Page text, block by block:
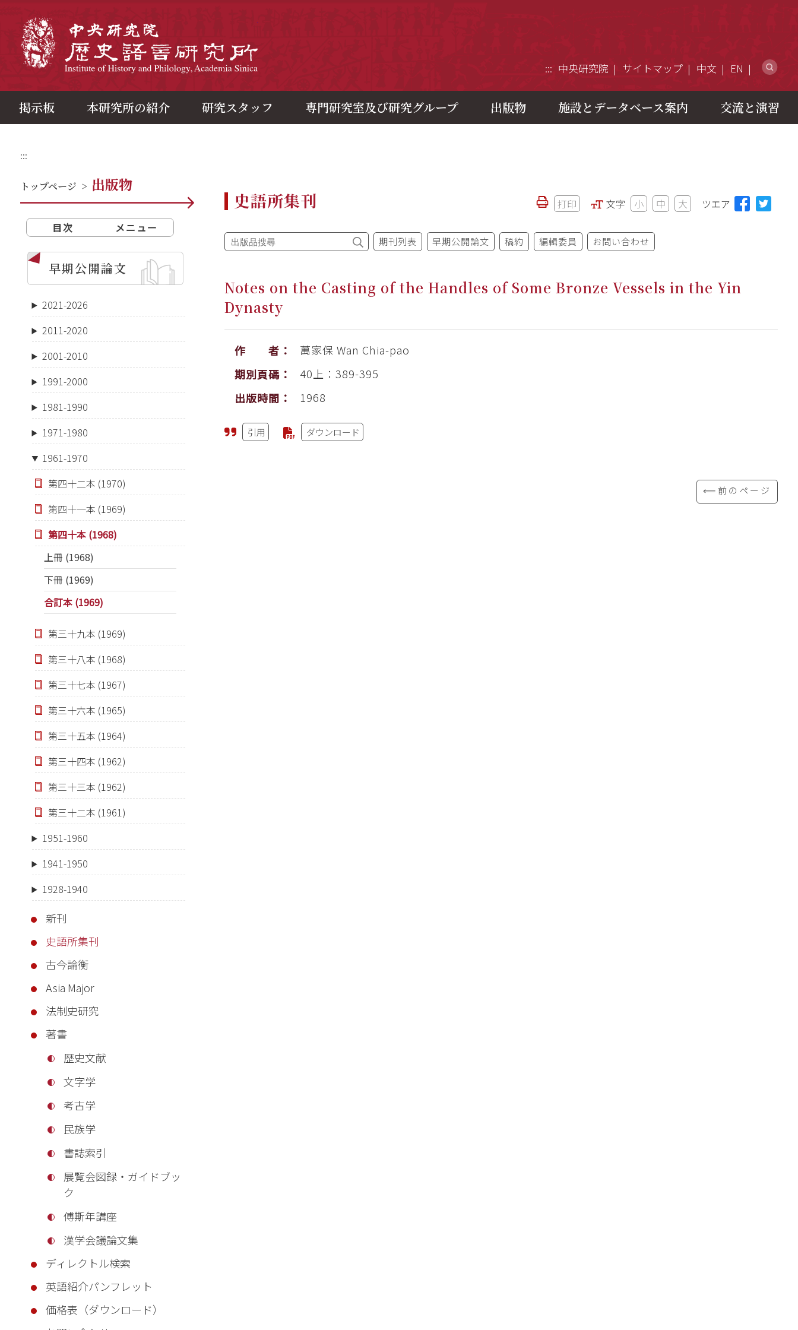
::: 中央研究院 サイトマップ 中文 EN
掲示板 本研究所の紹介 研究スタッフ 専門研究室及び研究グループ 出版物 施設とデータベース案内 交流と演習
:::
トップページ > 出版物
目次 メニュー
早期公開論文
2021-2026
2011-2020
2001-2010
1991-2000
1981-1990
1971-1980
1961-1970
第四十二本 (1970)
第四十一本 (1969)
第四十本 (1968)
上冊 (1968)
下冊 (1969)
合訂本 (1969)
第三十九本 (1969)
第三十八本 (1968)
第三十七本 (1967)
第三十六本 (1965)
第三十五本 (1964)
第三十四本 (1962)
第三十三本 (1962)
第三十二本 (1961)
1951-1960
1941-1950
1928-1940
新刊
史語所集刊
古今論衡
Asia Major
法制史研究
著書
歴史文献
文字学
考古学
民族学
書誌索引
展覧会図録・ガイドブッ
ク
傅斯年講座
漢学会議論文集
ディレクトル検索
英語紹介パンフレット
価格表（ダウンロード）
史語所集刊 打印 文字 小 中 大 ツエア
期刊列表 早期公開論文 稿約 編輯委員 お問い合わせ
Notes on the Casting of the Handles of Some Bronze Vessels in the Yin
Dynasty
作 者： 萬家保Wan Chia-pao
期別頁碼：
40上：389-395
出版時間：
1968
引用 ダウンロード
⟸前のページ